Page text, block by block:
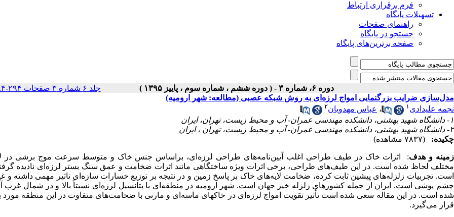
فرم برقراری ارتباط
تسهیلات پایگاه
راهنمای صفحات
جستجو در پایگاه
صفحه برترین‌های پایگاه
دوره ۶، شماره ۳ - ( دوره ششم ، شماره سوم ، پاییز ۱۳۹۵ ) جلد ۶ شماره ۳ صفحات ۲۹۴-۲۸۴
مدل‌سازی ضرایب بزرگنمایی امواج لرزه‌ای به روش شبکه عصبی (مطالعه: شهر ارومیه)
نجمه علیدادی ۱ ، عباس مهدویان۲
۱- دانشگاه شهید بهشتی، دانشکده مهندسی عمران- آب و محیط زیست، تهران، ایران
۲- دانشگاه شهید بهشتی، دانشکده مهندسی عمران- آب و محیط زیست، تهران ، ایران
چکیده:
(۷۸۳۷ مشاهده)
زمینه و هدف: اثرات خاک در طیف طراحی اغلب آیین‌نامه‌های طراحی لرزه‌ای، براساس جنس خاک و متوسط سرعت موج برشی در
مختلف لحاظ شده است. در این طیف‌های طراحی، برخی اثرات ویژه ساختگاهی مانند اثرات ضخامت و عمق سنگ بستر لرزه‌ای نادیده
است. تجربیات زلزله‌های پیشین ثابت کرده، ضخامت لایه‌های خاک بر پاسخ زمین و در نتیجه بر توزیع خسارات سازه‌ای تاثیر مهمی داشته و
چشم پوشی است. ایران از جمله کشورهای زلزله خیز جهان است. شهر ارومیه در منطقه‌ای با پتانسیل لرزه‌ای نسبتاً بالا و در شمال غرب
شده است. در این مقاله سعی شده است تأثیر تقویت امواج لرزه‌ای در خاک­های ماسه‌ای و مارنی با ضخامت‌های متفاوت در این منطقه
قرار می‌گیرد.